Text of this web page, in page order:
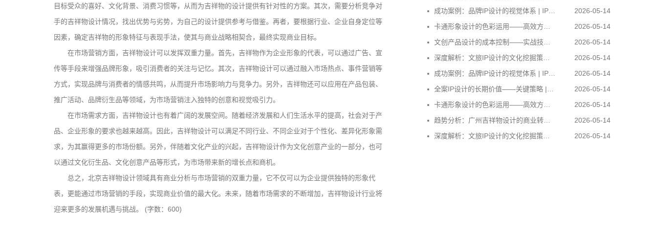
目标受众的喜好、文化背景、消费习惯等，从而为吉祥物的设计提供有针对性的方案。其次，需要分析竞争对
手的吉祥物设计情况，找出优势与劣势，为自己的设计提供参考与借鉴。再者，要根据行业、企业自身定位等
因素，确定吉祥物的形象特征与表现手法，使其与商业战略相契合，最终实现商业目标。
在市场营销方面，吉祥物设计可以发挥双重力量。首先，吉祥物作为企业形象的代表，可以通过广告、宣
传等手段来增强品牌形象，吸引消费者的关注与记忆。其次，吉祥物设计可以通过融入市场热点、事件营销等
方式，实现品牌与消费者的情感共鸣，从而提升市场影响力与竞争力。另外，吉祥物还可以应用在产品包装、
推广活动、品牌衍生品等领域，为市场营销注入独特的创意和视觉吸引力。
在市场需求方面，吉祥物设计也有着广阔的发展空间。随着经济发展和人们生活水平的提高，社会对于产
品、企业形象的要求也越来越高。因此，吉祥物设计可以满足不同行业、不同企业对于个性化、差异化形象需
求，为其赢得更多的市场份额。另外，伴随着文化产业的兴起，吉祥物设计作为文化创意产业的一部分，也可
以通过文化衍生品、文化创意产品等形式，为市场带来新的增长点和商机。
总之，北京吉祥物设计领域具有商业分析与市场营销的双重力量，它不仅可以为企业提供独特的形象代
表，更能通过市场营销的手段，实现商业价值的最大化。未来，随着市场需求的不断增加，吉祥物设计行业将
迎来更多的发展机遇与挑战。 (字数：600)
2026-05-14
成功案例：品牌IP设计的视觉体系 | IP设计公司-佐案设计
2026-05-14
卡通形象设计的色彩运用——高效方案 | IP设计公司-佐案设计
2026-05-14
文创产品设计的成本控制——实战技巧 | IP设计公司-佐案设计
2026-05-14
深度解析：文旅IP设计的文化挖掘策略 | IP设计公司-佐案设计
2026-05-14
成功案例：品牌IP设计的视觉体系 | IP设计公司-佐案设计
2026-05-14
全案IP设计的长期价值——关键策略 | IP设计公司-佐案设计
2026-05-14
卡通形象设计的色彩运用——高效方案 | IP设计公司-佐案设计
2026-05-14
趋势分析：广州吉祥物设计的商业转化 | IP设计公司-佐案设计
2026-05-14
深度解析：文旅IP设计的文化挖掘策略 | IP设计公司-佐案设计